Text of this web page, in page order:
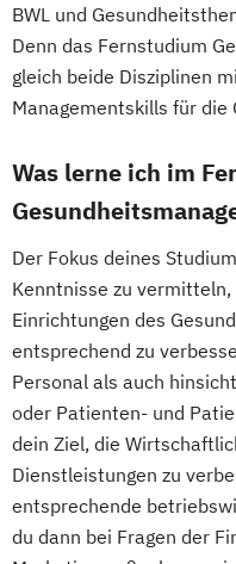
BWL und
Denn das Fernstudium
gleich beide Disziplinen
Managementskills für die
Was lerne ich im
Der Fokus deines
Kenntnisse zu
Einrichtungen des
entsprechend zu
Personal als auch
oder Patienten- und
dein Ziel, die
Dienstleistungen zu
entsprechende
du dann bei Fragen der